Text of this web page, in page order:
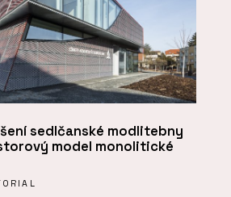
sedlčanské modlitebny
model monolitické